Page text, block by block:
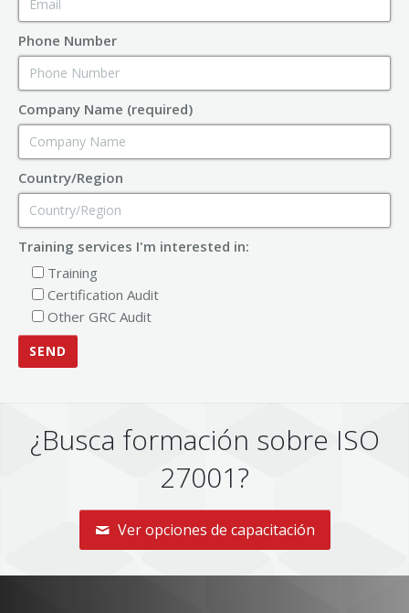
Phone Number
Company Name (required)
Country/Region
Training services I'm interested in:
Training
Certification Audit
Other GRC Audit
¿Busca formación sobre ISO
27001?
Ver opciones de capacitación